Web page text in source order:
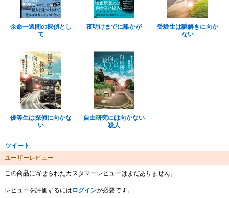
余命一週間の探偵とし
て
夜明けまでに誰かが
受験生は謎解きに向か
ない
優等生は探偵に向かな
い
自由研究には向かない
殺人
ツイート
ユーザーレビュー
この商品に寄せられたカスタマーレビューはまだありません。
レビューを評価するには ログインが必要です。